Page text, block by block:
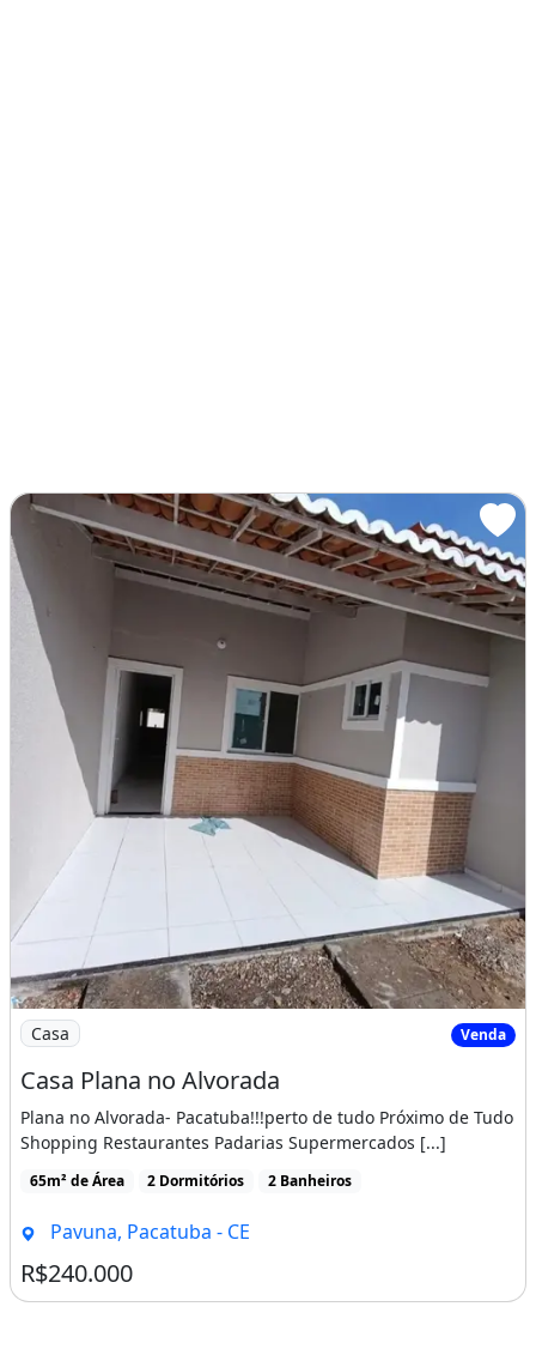
Imagem: Casa Plana no Alvorada
Casa Venda
Casa Plana no Alvorada
Plana no Alvorada- Pacatuba!!!perto de tudo Próximo de Tudo
Shopping Restaurantes Padarias Supermercados [...]
65m² de Área 2 Dormitórios 2 Banheiros
Pavuna, Pacatuba - CE
R$240.000